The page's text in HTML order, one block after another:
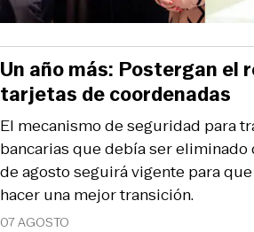
07 AGOSTO
El mecanismo de seguridad para
bancarias que debía ser
de agosto seguirá vigente para
hacer una mejor transición.
Un año más: Postergan el
tarjetas de coordenadas